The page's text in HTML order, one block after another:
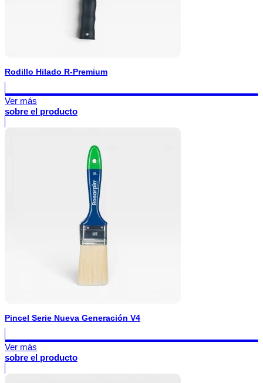
Rodillo Hilado R-Premium
Ver más
sobre el producto
Pincel Serie Nueva Generación V4
Ver más
sobre el producto